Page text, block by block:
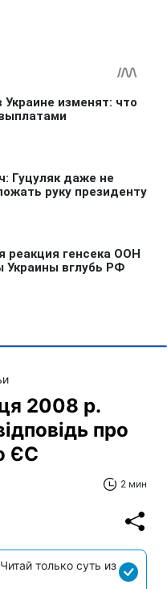
2008 р.
про
ЄС
2 мин
только суть из